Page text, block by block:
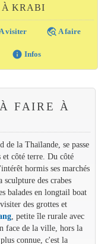
À KRABI
A visiter travel_explore A faire
info Infos
FAIRE À
de la Thaïlande, se passe
et côté terre. Du côté
hormis ses marchés
des crabes
balades en longtail boat
des grottes et
, petite île rurale avec
face de la ville, hors la
connue, c'est la